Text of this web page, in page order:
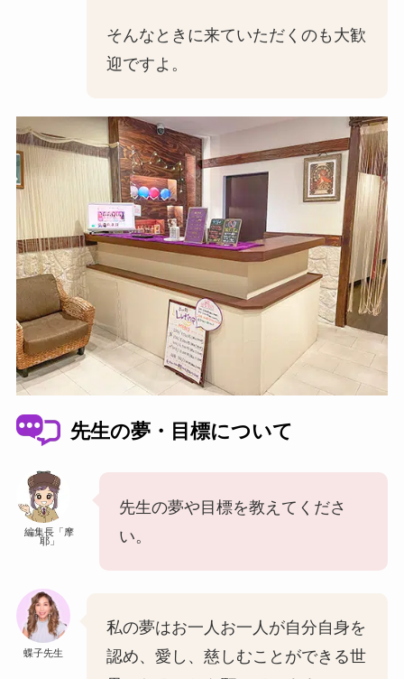
そんなときに来ていただくのも大歓
迎ですよ。
先生の夢・目標について
編集長「摩
耶」
先生の夢や目標を教えてくださ
い。
蝶子先生
私の夢はお一人お一人が自分自身を
認め、愛し、慈しむことができる世